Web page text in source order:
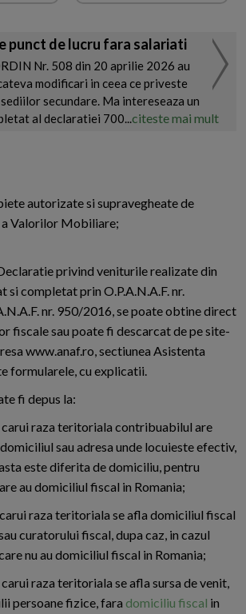
punct de lucru fara salariati
Nr. 508 din 20 aprilie 2026 au
modificari in ceea ce priveste
secundare. Ma intereseaza un
al declaratiei 700...citeste mai mult
autorizate si supravegheate de
Valorilor Mobiliare;
privind veniturile realizate din
si completat prin O.P.A.N.A.F. nr.
nr. 950/2016, se poate obtine direct
fiscale sau poate fi descarcat de pe site-
www.anaf.ro, sectiunea Asistenta
formularele, cu explicatii.
fi depus la:
carui raza teritoriala contribuabilul are
sau adresa unde locuieste efectiv,
este diferita de domiciliu, pentru
au domiciliul fiscal in Romania;
raza teritoriala se afla domiciliul fiscal
curatorului fiscal, dupa caz, in cazul
nu au domiciliul fiscal in Romania;
raza teritoriala se afla sursa de venit,
persoane fizice, fara domiciliu fiscal in